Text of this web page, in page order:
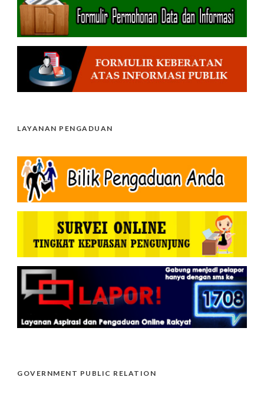
LAYANAN PENGADUAN
GOVERNMENT PUBLIC RELATION